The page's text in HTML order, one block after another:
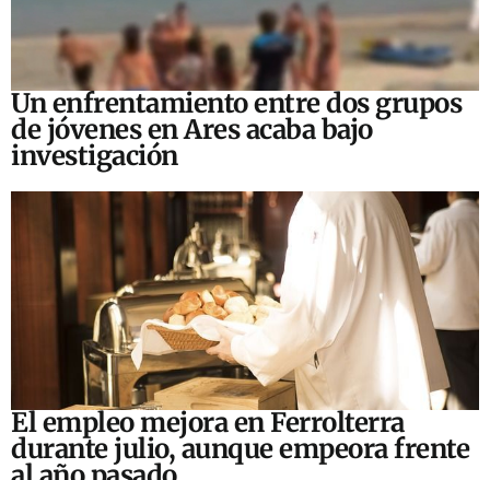
Un enfrentamiento entre dos grupos
de jóvenes en Ares acaba bajo
investigación
El empleo mejora en Ferrolterra
durante julio, aunque empeora frente